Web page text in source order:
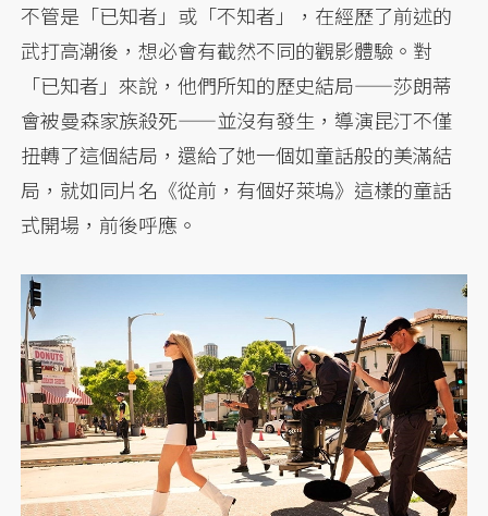
不管是「已知者」或「不知者」，在經歷了前述的
武打高潮後，想必會有截然不同的觀影體驗。對
「已知者」來說，他們所知的歷史結局——莎朗蒂
會被曼森家族殺死——並沒有發生，導演昆汀不僅
扭轉了這個結局，還給了她一個如童話般的美滿結
局，就如同片名《從前，有個好萊塢》這樣的童話
式開場，前後呼應。